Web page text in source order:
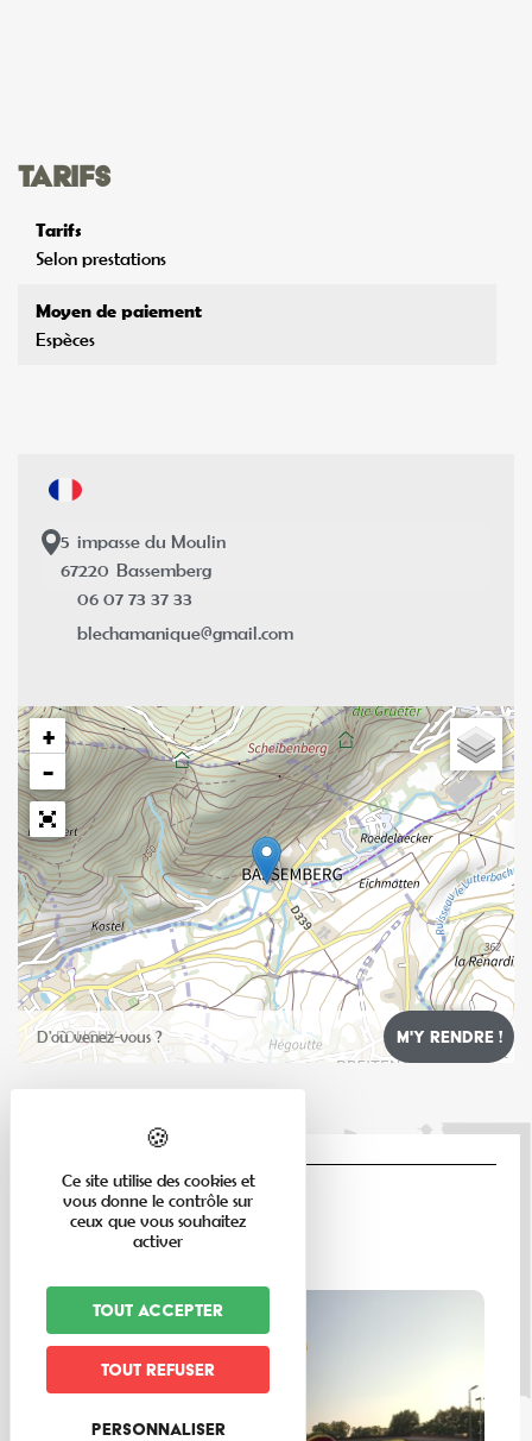
Tarifs
Tarifs
Selon prestations
Moyen de paiement
Espèces
5 impasse du Moulin
67220 Bassemberg
06 07 73 37 33
blechamanique@gmail.com
+
−
Leaflet
LE MAG
Ce site utilise des cookies et
vous donne le contrôle sur
ceux que vous souhaitez
activer
Tout accepter
Tout refuser
Personnaliser